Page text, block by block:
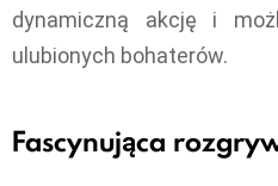
dynamiczną akcję i
ulubionych bohaterów.
Fascynująca